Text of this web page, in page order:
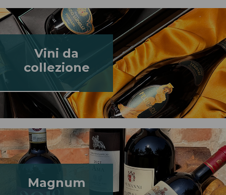
Vini da
collezione
Magnum